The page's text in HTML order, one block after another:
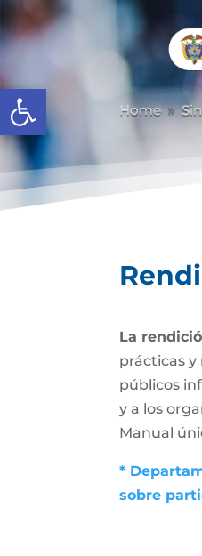
Abrir barra de herramientas
Home 9
La
prácticas
públicos
y a los
Manual
*
sobre